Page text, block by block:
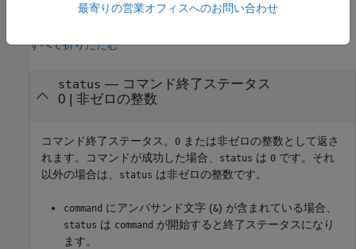
出力引数
すべて折りたたむ
status — コマンド終了ステータス
0 | 非ゼロの整数
コマンド終了ステータス。 0 または非ゼロの整数として返さ
れます。コマンドが成功した場合、
status は 0 です。それ
以外の場合は、
status は非ゼロの整数です。
command にアンパサンド文字 (&) が含まれている場合、
status は command が開始すると終了ステータスになり
ます。
最寄りの営業オフィスへのお問い合わせ